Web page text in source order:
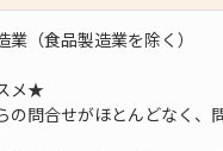
（食品製造業を除く）
メ★
の問合せがほとんどなく、